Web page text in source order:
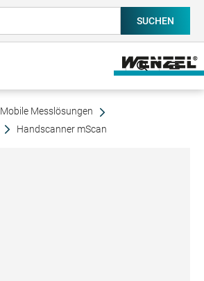
Mobile Messlösungen
Handscanner mScan